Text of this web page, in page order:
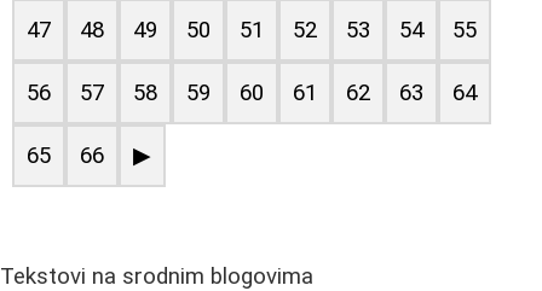
47 48 49 50 51 52 53 54 55
56 57 58 59 60 61 62 63 64
65 66 ▶
Tekstovi na srodnim blogovima